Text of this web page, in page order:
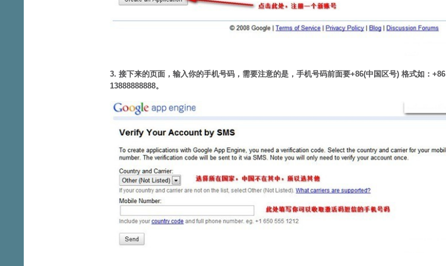
3. 接下来的页面，输入你的手机号码，需要注意的是，手机号码前面要+86(中国区号) 格式如：+86
13888888888。